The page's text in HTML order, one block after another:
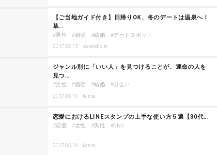
【ご当地ガイド付き】日帰りOK、冬のデートは温泉へ！
草…
男性 婚活 結婚 デートスポット
2017.02.13 sweetsholic
ジャンル別に「いい人」を見つけることが、運命の人を
見つ…
男性 婚活 結婚 出会い
2017.03.10 kanoa
恋愛におけるLINEスタンプの上手な使い方５選【30代…
恋愛 女性 男性 SNS
2017.05.16 kanoa